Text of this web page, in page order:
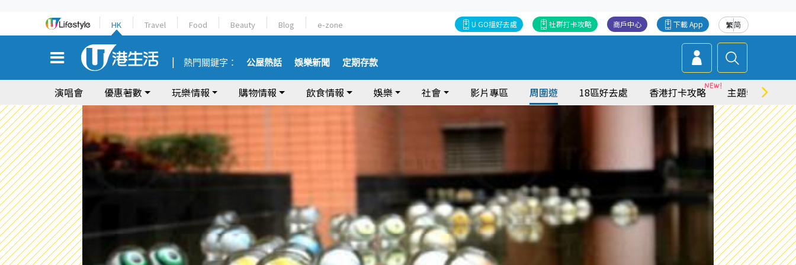
HK Travel Food Beauty Blog e-zone 繁简
下載 App
商戶中心
社群打卡攻略
U GO搵好去處
熱門關鍵字： 公屋熱話 娛樂新聞 定期存款
演唱會 優惠著數 玩樂情報 購物情報 飲食情報 娛樂 社會 影片專區 周圍遊 18區好去處 香港打卡攻略 主題特集